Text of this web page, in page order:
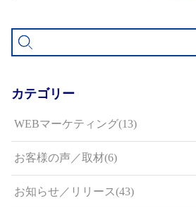
カテゴリー
WEBマーケティング(13)
お客様の声／取材(6)
お知らせ／リリース(43)